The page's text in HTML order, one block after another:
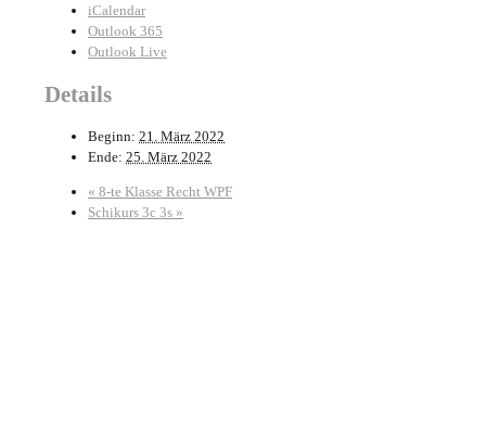
iCalendar
Outlook 365
Outlook Live
Details
Beginn: 21. März 2022
Ende: 25. März 2022
« 8-te Klasse Recht WPF
Schikurs 3c 3s »